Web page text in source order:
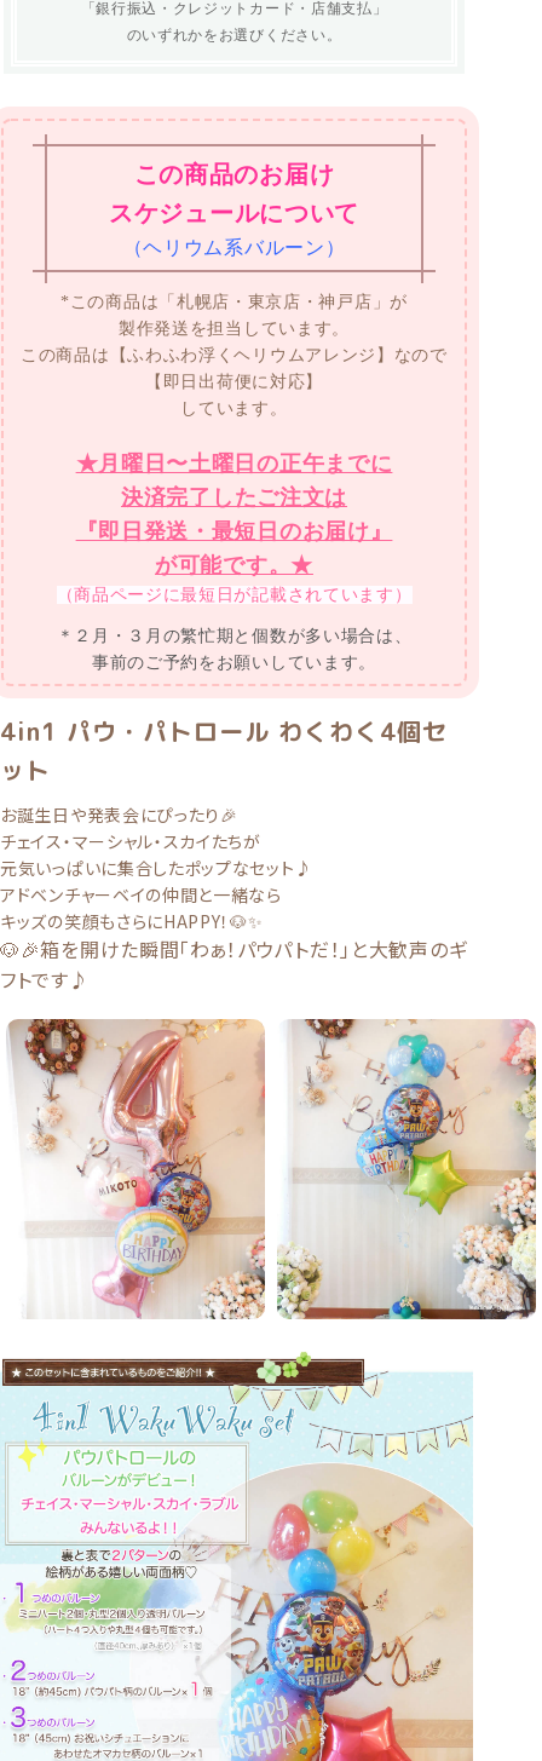
「銀行振込・クレジットカード・店舗支払」
のいずれかをお選びください。
この商品のお届け
スケジュールについて
（ヘリウム系バルーン）
*この商品は「札幌店・東京店・神戸店」が
製作発送を担当しています。
この商品は【ふわふわ浮くヘリウムアレンジ】なので
【即日出荷便に対応】
しています。
★月曜日〜土曜日の正午までに
決済完了したご注文は
『即日発送・最短日のお届け』
が可能です。★
（商品ページに最短日が記載されています）
＊２月・３月の繁忙期と個数が多い場合は、
事前のご予約をお願いしています。
4in1 パウ・パトロール わくわく4個セ
ット
お誕生日や発表会にぴったり🎉
チェイス・マーシャル・スカイたちが
元気いっぱいに集合したポップなセット♪
アドベンチャーベイの仲間と一緒なら
キッズの笑顔もさらにHAPPY！🐶✨
🐶🎉箱を開けた瞬間「わぁ！パウパトだ！」と大歓声のギ
フトです♪